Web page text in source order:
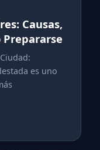
Causas,
es uno